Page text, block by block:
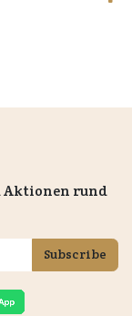
Aktionen rund
Subscribe